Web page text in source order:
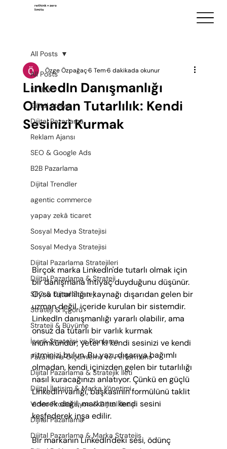
rethink + zero
limits
All Posts
STÜDYO
Dijital Atölye
Dijital Pazarlama
Reklam Ajansı
SEO & Google Ads
B2B Pazarlama
Dijital Trendler
agentic commerce
yapay zekâ ticaret
Sosyal Medya Stratejisi
Sosyal Medya Stratejisi
Dijital Pazarlama Stratejileri
Dijital Pazarlama & Strateji
SEO & Dijital Strateji
Strateji & İçgörü
Strateji & Büyüme
İçerik Stratejisi ve Planlama
Pazarlama Ölçümleme ve Performans
Dijital Pazarlama & Stratejik İleti
Dijital İletişim & Marka Yönetimi
Video Prodüksiyon & Dijital İletişi
Dijital Pazarlama
Dijital Pazarlama & Marka Stratejis
All Posts
LinkedIn Danışmanlığı
Olmadan Tutarlılık: Kendi
Sesinizi Kurmak
Özge Özpağaç6 Tem6 dakikada okunur
Birçok marka LinkedIn'de tutarlı olmak için
bir danışmana ihtiyaç duyduğunu düşünür.
Oysa tutarlılığın kaynağı dışarıdan gelen bir
uzman değil, içeride kurulan bir sistemdir.
LinkedIn danışmanlığı yararlı olabilir, ama
onsuz da tutarlı bir varlık kurmak
mümkündür; yeter ki kendi sesinizi ve kendi
ritminizi bulun. Bu yazı, dışarıya bağımlı
olmadan, kendi içinizden gelen bir tutarlılığı
nasıl kuracağınızı anlatıyor. Çünkü en güçlü
LinkedIn varlığı, başkasının formülünü taklit
ederek değil, markanın kendi sesini
keşfederek inşa edilir.
Bir markanın LinkedIn'deki sesi, ödünç